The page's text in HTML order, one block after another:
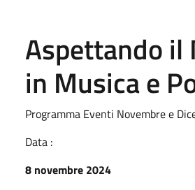
Aspettando il
in Musica e
Programma Eventi Novembre e
Data :
8 novembre 2024